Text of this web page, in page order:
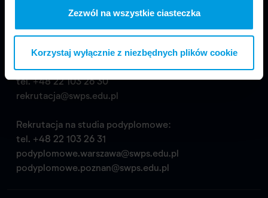
Zezwól na wszystkie ciasteczka
Korzystaj wyłącznie z niezbędnych plików cookie
03-815 Warszawa
biuropro@swps.edu.pl
tel.+48 22 103 26 30
rekrutacja@swps.edu.pl
Rekrutacja na studia podyplomowe:
tel. +48 22 103 26 31
podyplomowe.warszawa@swps.edu.pl
podyplomowe.poznan@swps.edu.pl